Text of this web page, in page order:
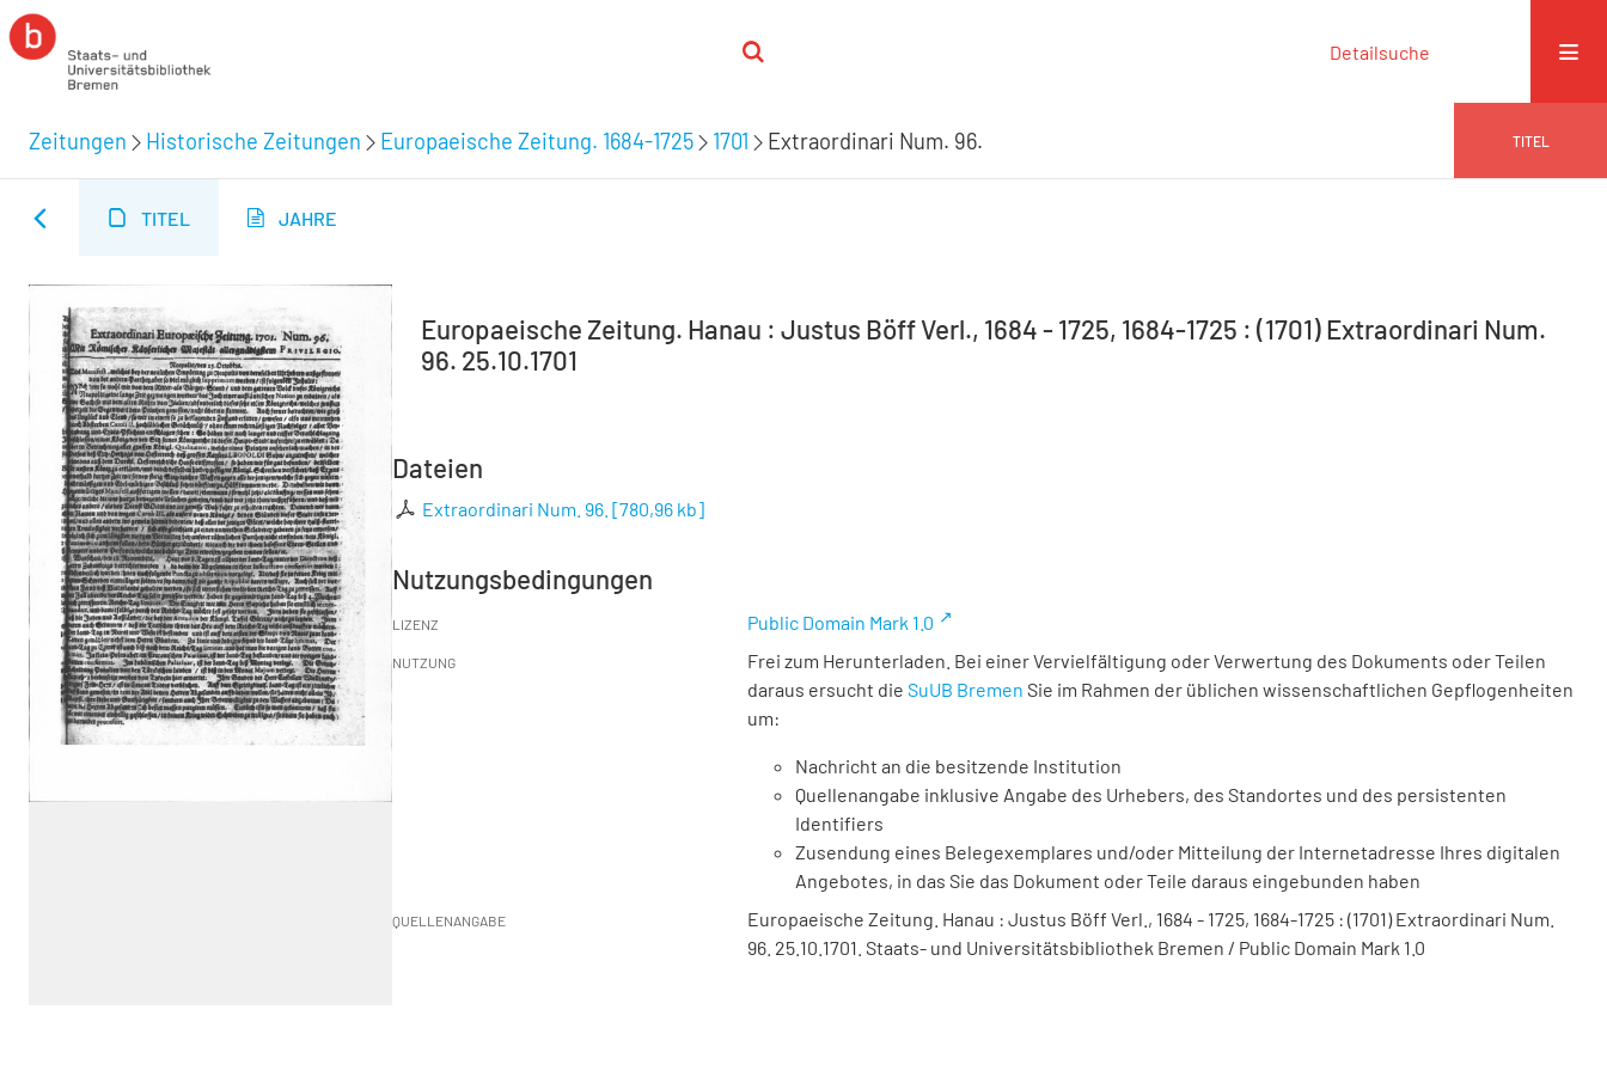
Detailsuche
Zeitungen Historische Zeitungen Europaeische Zeitung. 1684-1725 1701 Extraordinari Num. 96. TITEL
TITEL JAHRE
Europaeische Zeitung. Hanau : Justus Böff Verl., 1684 - 1725, 1684-1725 : (1701) Extraordinari Num.
96. 25.10.1701
Dateien
Extraordinari Num. 96. [780,96 kb]
Nutzungsbedingungen
LIZENZ Public Domain Mark 1.0
NUTZUNG
Frei zum Herunterladen. Bei einer Vervielfältigung oder Verwertung des Dokuments oder Teilen
daraus ersucht die SuUB Bremen Sie im Rahmen der üblichen wissenschaftlichen Gepflogenheiten
um:
Nachricht an die besitzende Institution
Quellenangabe inklusive Angabe des Urhebers, des Standortes und des persistenten
Identifiers
Zusendung eines Belegexemplares und/oder Mitteilung der Internetadresse Ihres digitalen
Angebotes, in das Sie das Dokument oder Teile daraus eingebunden haben
QUELLENANGABE
Europaeische Zeitung. Hanau : Justus Böff Verl., 1684 - 1725, 1684-1725 : (1701) Extraordinari Num.
96. 25.10.1701. Staats- und Universitätsbibliothek Bremen / Public Domain Mark 1.0